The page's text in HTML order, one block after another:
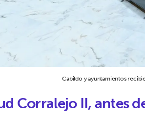
Cabildo y ayuntamientos
Corralejo II, antes